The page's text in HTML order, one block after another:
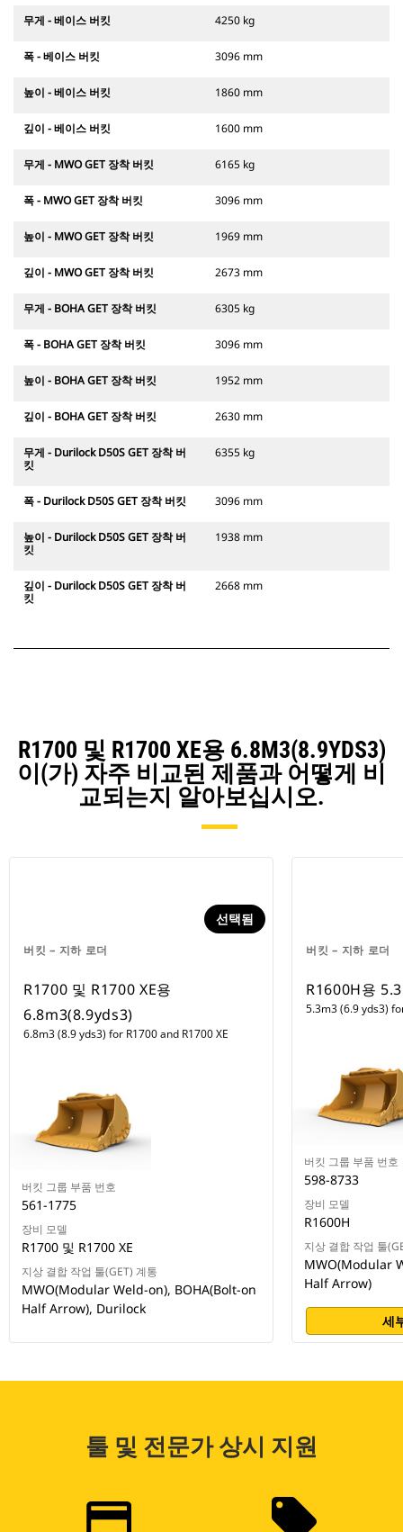
무게 - 베이스 버킷 4250 kg
폭 - 베이스 버킷 3096 mm
높이 - 베이스 버킷 1860 mm
깊이 - 베이스 버킷 1600 mm
무게 - MWO GET 장착 버킷 6165 kg
폭 - MWO GET 장착 버킷 3096 mm
높이 - MWO GET 장착 버킷 1969 mm
깊이 - MWO GET 장착 버킷 2673 mm
무게 - BOHA GET 장착 버킷 6305 kg
폭 - BOHA GET 장착 버킷 3096 mm
높이 - BOHA GET 장착 버킷 1952 mm
깊이 - BOHA GET 장착 버킷 2630 mm
무게 - Durilock D50S GET 장착 버
킷
6355 kg
폭 - Durilock D50S GET 장착 버킷 3096 mm
높이 - Durilock D50S GET 장착 버
킷
1938 mm
깊이 - Durilock D50S GET 장착 버
킷
2668 mm
R1700 및 R1700 XE용 6.8M3(8.9YDS3)
이(가) 자주 비교된 제품과 어떻게 비
교되는지 알아보십시오.
버킷 – 지하 로더
선택됨
R1700 및 R1700 XE용
6.8m3(8.9yds3)
6.8m3 (8.9 yds3) for R1700 and R1700 XE
버킷 그룹 부품 번호
561-1775
장비 모델
R1700 및 R1700 XE
지상 결합 작업 툴(GET) 계통
MWO(Modular Weld-on), BOHA(Bolt-on
Half Arrow), Durilock
버킷 – 지하 로더
R1600H용
5.3m3 (6.9 yds3)
버킷 그룹 부품 번호
598-8733
장비 모델
R1600H
지상 결합 작업 툴
MWO(Modular
Half Arrow)
세
툴 및 전문가 상시 지원